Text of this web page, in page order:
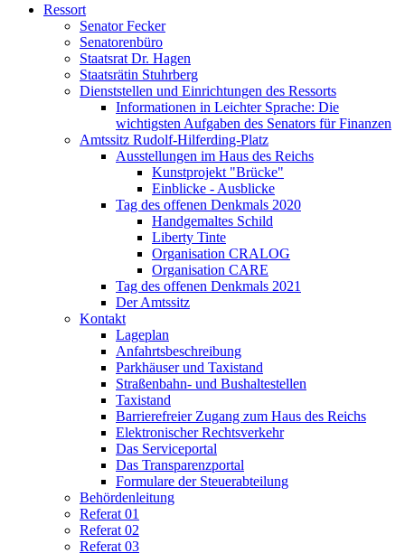
Ressort
Senator Fecker
Senatorenbüro
Staatsrat Dr. Hagen
Staatsrätin Stuhrberg
Dienststellen und Einrichtungen des Ressorts
Informationen in Leichter Sprache: Die
wichtigsten Aufgaben des Senators für Finanzen
Amtssitz Rudolf-Hilferding-Platz
Ausstellungen im Haus des Reichs
Kunstprojekt "Brücke"
Einblicke - Ausblicke
Tag des offenen Denkmals 2020
Handgemaltes Schild
Liberty Tinte
Organisation CRALOG
Organisation CARE
Tag des offenen Denkmals 2021
Der Amtssitz
Kontakt
Lageplan
Anfahrtsbeschreibung
Parkhäuser und Taxistand
Straßenbahn- und Bushaltestellen
Taxistand
Barrierefreier Zugang zum Haus des Reichs
Elektronischer Rechtsverkehr
Das Serviceportal
Das Transparenzportal
Formulare der Steuerabteilung
Behördenleitung
Referat 01
Referat 02
Referat 03